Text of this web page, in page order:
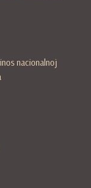
nacionalnoj